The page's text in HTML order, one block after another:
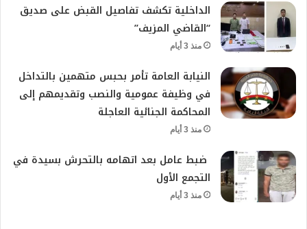
الداخلية تكشف تفاصيل القبض على صديق
“القاضي المزيف”
منذ 3 أيام
النيابة العامة تأمر بحبس متهمين بالتداخل
في وظيفة عمومية والنصب وتقديمهم إلى
المحاكمة الجنائية العاجلة
منذ 3 أيام
ضبط عامل بعد اتهامه بالتحرش بسيدة في
التجمع الأول
منذ 3 أيام